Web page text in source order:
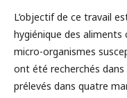
L’objectif de ce travail
hygiénique des aliments
micro-organismes
ont été recherchés
prélevés dans quatre